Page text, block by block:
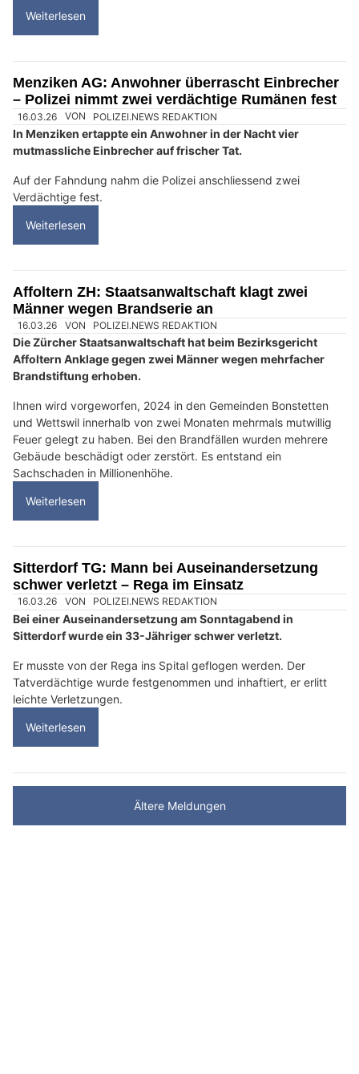
Weiterlesen
Menziken AG: Anwohner überrascht Einbrecher
– Polizei nimmt zwei verdächtige Rumänen fest
16.03.26 VON POLIZEI.NEWS REDAKTION
In Menziken ertappte ein Anwohner in der Nacht vier
mutmassliche Einbrecher auf frischer Tat.
Auf der Fahndung nahm die Polizei anschliessend zwei
Verdächtige fest.
Weiterlesen
Affoltern ZH: Staatsanwaltschaft klagt zwei
Männer wegen Brandserie an
16.03.26 VON POLIZEI.NEWS REDAKTION
Die Zürcher Staatsanwaltschaft hat beim Bezirksgericht
Affoltern Anklage gegen zwei Männer wegen mehrfacher
Brandstiftung erhoben.
Ihnen wird vorgeworfen, 2024 in den Gemeinden Bonstetten
und Wettswil innerhalb von zwei Monaten mehrmals mutwillig
Feuer gelegt zu haben. Bei den Brandfällen wurden mehrere
Gebäude beschädigt oder zerstört. Es entstand ein
Sachschaden in Millionenhöhe.
Weiterlesen
Sitterdorf TG: Mann bei Auseinandersetzung
schwer verletzt – Rega im Einsatz
16.03.26 VON POLIZEI.NEWS REDAKTION
Bei einer Auseinandersetzung am Sonntagabend in
Sitterdorf wurde ein 33-Jähriger schwer verletzt.
Er musste von der Rega ins Spital geflogen werden. Der
Tatverdächtige wurde festgenommen und inhaftiert, er erlitt
leichte Verletzungen.
Weiterlesen
Ältere Meldungen